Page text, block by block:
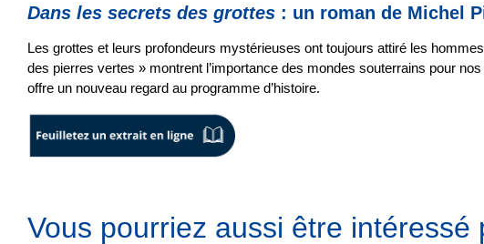
Dans les secrets des grottes : un roman de Michel
Les grottes et leurs profondeurs mystérieuses ont toujours attiré les
des pierres vertes » montrent l’importance des mondes souterrains pour
offre un nouveau regard au programme d’histoire.
Vous pourriez aussi être intéressé